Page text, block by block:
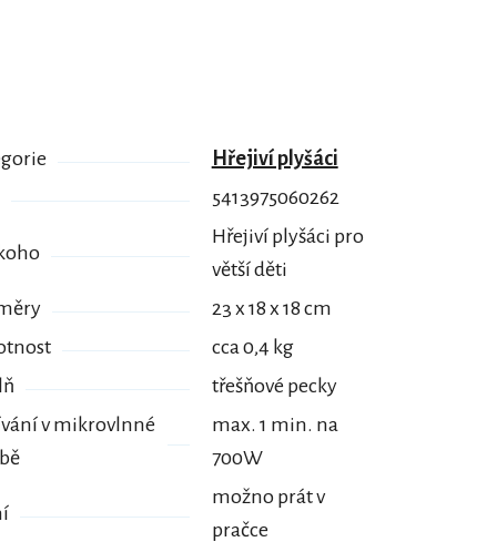
Hřejiví plyšáci
5413975060262
Hřejiví plyšáci pro
větší děti
23 x 18 x 18 cm
cca 0,4 kg
třešňové pecky
v mikrovlnné
max. 1 min. na
700W
možno prát v
pračce